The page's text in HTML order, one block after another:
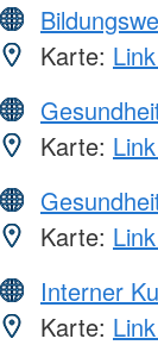
Karte:
Karte:
Karte:
Interner
Karte: